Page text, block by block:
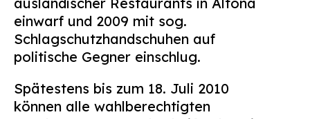
einwarf und 2009 mit sog.
Schlagschutzhandschuhen auf
politische Gegner einschlug.
Spätestens bis zum 18. Juli 2010
können alle wahlberechtigten